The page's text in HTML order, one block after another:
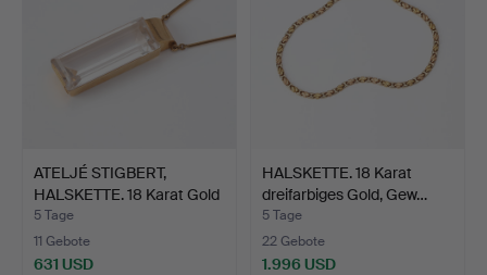
ATELJÉ STIGBERT,
HALSKETTE. 18 Karat Gold
…
5 Tage
11 Gebote
631 USD
HALSKETTE. 18 Karat
dreifarbiges Gold, Gew…
5 Tage
22 Gebote
1.996 USD